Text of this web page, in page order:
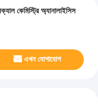
কেমিস্ট্রি অ্যানালাইসিস
এখন যোগাযোগ